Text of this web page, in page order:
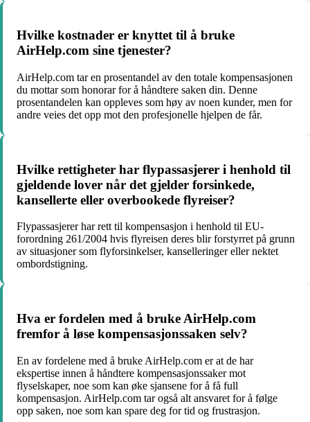
Hvilke kostnader er knyttet til å bruke
AirHelp.com sine tjenester?
AirHelp.com tar en prosentandel av den totale kompensasjonen
du mottar som honorar for å håndtere saken din. Denne
prosentandelen kan oppleves som høy av noen kunder, men for
andre veies det opp mot den profesjonelle hjelpen de får.
Hvilke rettigheter har flypassasjerer i henhold til
gjeldende lover når det gjelder forsinkede,
kansellerte eller overbookede flyreiser?
Flypassasjerer har rett til kompensasjon i henhold til EU-
forordning 261/2004 hvis flyreisen deres blir forstyrret på grunn
av situasjoner som flyforsinkelser, kanselleringer eller nektet
ombordstigning.
Hva er fordelen med å bruke AirHelp.com
fremfor å løse kompensasjonssaken selv?
En av fordelene med å bruke AirHelp.com er at de har
ekspertise innen å håndtere kompensasjonssaker mot
flyselskaper, noe som kan øke sjansene for å få full
kompensasjon. AirHelp.com tar også alt ansvaret for å følge
opp saken, noe som kan spare deg for tid og frustrasjon.